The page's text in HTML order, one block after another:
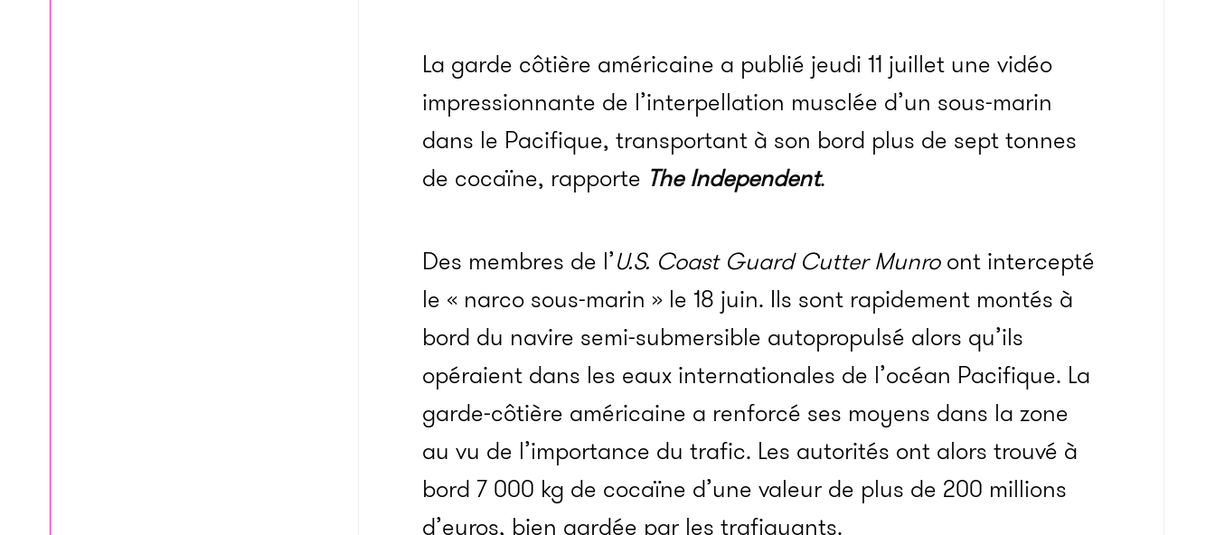
La garde côtière américaine a publié jeudi 11 juillet une vidéo
impressionnante de l’interpellation musclée d’un sous-marin
dans le Pacifique, transportant à son bord plus de sept tonnes
de cocaïne, rapporte The Independent.
Des membres de l’U.S. Coast Guard Cutter Munroont intercepté
le « narco sous-marin » le 18 juin. Ils sont rapidement montés à
bord du navire semi-submersible autopropulsé alors qu’ils
opéraient dans les eaux internationales de l’océan Pacifique. La
garde-côtière américaine a renforcé ses moyens dans la zone
au vu de l’importance du trafic. Les autorités ont alors trouvé à
bord 7 000 kg de cocaïne d’une valeur de plus de 200 millions
d’euros, bien gardée par les trafiquants.